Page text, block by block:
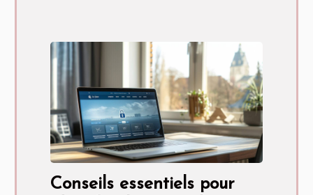
Conseils essentiels pour